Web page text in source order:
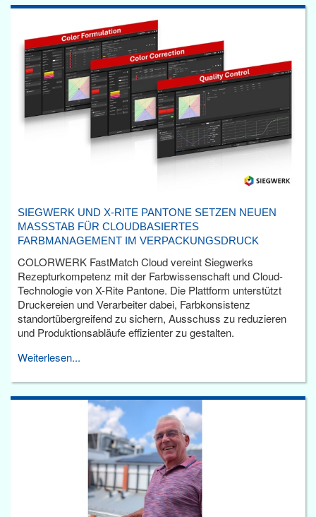
SIEGWERK UND X-RITE PANTONE SETZEN NEUEN
MASSSTAB FÜR CLOUDBASIERTES F
ARBMANAGEMENT IM VERPACKUNGSDRUCK
COLORWERK FastMatch Cloud vereint Siegwerks
Rezepturkompetenz mit der Farbwissenschaft und Cloud-
Technologie von X-Rite Pantone. Die Plattform unterstützt
Druckereien und Verarbeiter dabei, Farbkonsistenz
standortübergreifend zu sichern, Ausschuss zu reduzieren
und Produktionsabläufe effizienter zu gestalten.
Weiterlesen...